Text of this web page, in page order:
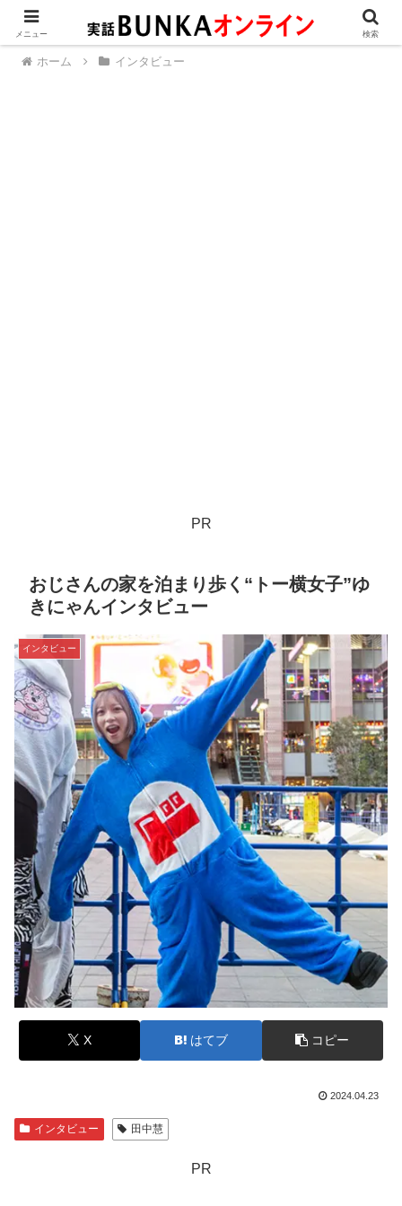
ホーム インタビュー
PR
おじさんの家を泊まり歩く“トー横女子”ゆ
きにゃんインタビュー
インタビュー
X はてブ コピー
2024.04.23
インタビュー 田中慧
PR
メニュー 検索